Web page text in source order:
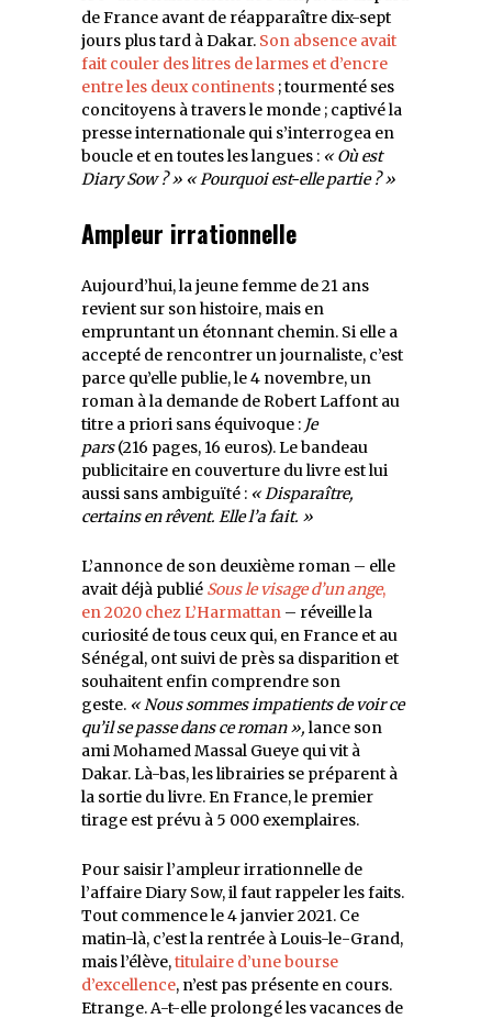
de France avant de réapparaître dix-sept
jours plus tard à Dakar. Son absence avait
fait couler des litres de larmes et d’encre
entre les deux continents ; tourmenté ses
concitoyens à travers le monde ; captivé la
presse internationale qui s’interrogea en
boucle et en toutes les langues : « Où est
Diary Sow ? » « Pourquoi est-elle partie ? »
Ampleur irrationnelle
Aujourd’hui, la jeune femme de 21 ans
revient sur son histoire, mais en
empruntant un étonnant chemin. Si elle a
accepté de rencontrer un journaliste, c’est
parce qu’elle publie, le 4 novembre, un
roman à la demande de Robert Laffont au
titre a priori sans équivoque : Je
pars(216 pages, 16 euros). Le bandeau
publicitaire en couverture du livre est lui
aussi sans ambiguïté : « Disparaître,
certains en rêvent. Elle l’a fait. »
L’annonce de son deuxième roman – elle
avait déjà publié Sous le visage d’un ange,
en 2020 chez L’Harmattan – réveille la
curiosité de tous ceux qui, en France et au
Sénégal, ont suivi de près sa disparition et
souhaitent enfin comprendre son
geste. « Nous sommes impatients de voir ce
qu’il se passe dans ce roman », lance son
ami Mohamed Massal Gueye qui vit à
Dakar. Là-bas, les librairies se préparent à
la sortie du livre. En France, le premier
tirage est prévu à 5 000 exemplaires.
Pour saisir l’ampleur irrationnelle de
l’affaire Diary Sow, il faut rappeler les faits.
Tout commence le 4 janvier 2021. Ce
matin-là, c’est la rentrée à Louis-le-Grand,
mais l’élève,titulaire d’une bourse
d’excellence, n’est pas présente en cours.
Etrange. A-t-elle prolongé les vacances de